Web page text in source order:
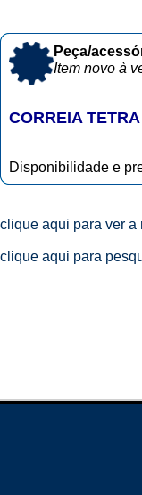
Peça/
Item novo à
CORREIA
Disponibilidade e
clique aqui para ver a
clique aqui para